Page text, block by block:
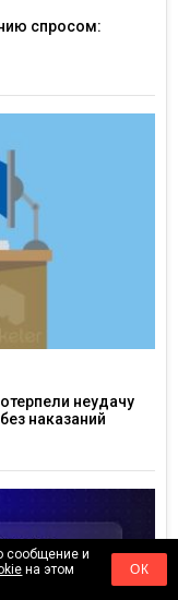
спросом:
неудачу
наказаний
сообщение и
на этом
ОК